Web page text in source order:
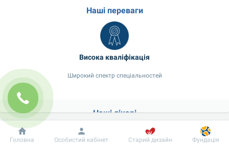
Наші переваги
Висока кваліфікація
Широкий спектр спеціальностей
Наші лікарі
Добробут Інформація Пацієнту
Головна Особистий кабінет Старий дизайн Фундація